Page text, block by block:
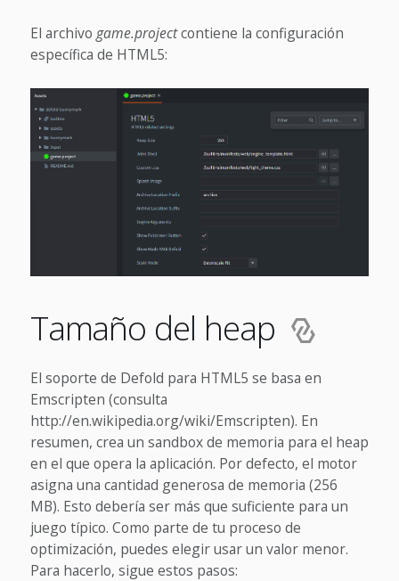
El archivo game.projectcontiene la configuración
específica de HTML5:
Tamaño del heap
El soporte de Defold para HTML5 se basa en
Emscripten (consulta
http://en.wikipedia.org/wiki/Emscripten). En
resumen, crea un sandbox de memoria para el heap
en el que opera la aplicación. Por defecto, el motor
asigna una cantidad generosa de memoria (256
MB). Esto debería ser más que suficiente para un
juego típico. Como parte de tu proceso de
optimización, puedes elegir usar un valor menor.
Para hacerlo, sigue estos pasos: